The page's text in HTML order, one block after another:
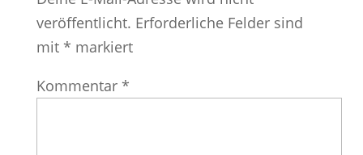
veröffentlicht. Erforderliche Felder sind
mit * markiert
Kommentar *